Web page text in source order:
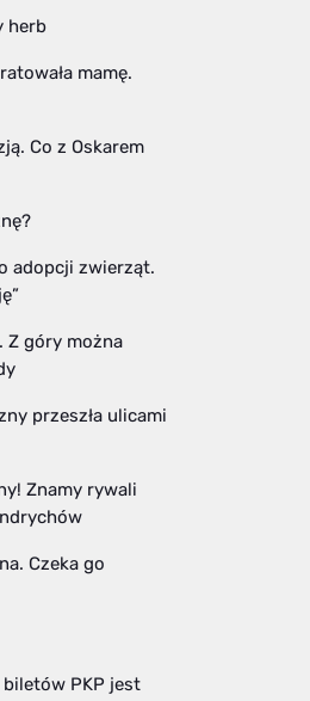
herb
mamę.
Co z Oskarem
adopcji zwierząt.
Z góry można
przeszła ulicami
Znamy rywali
Czeka go
PKP jest